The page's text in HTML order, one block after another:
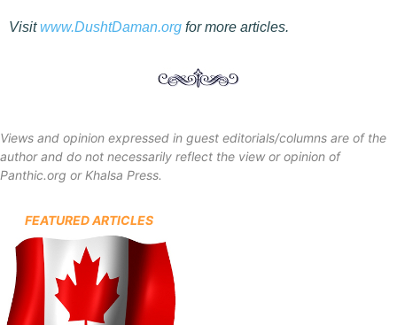
Visitwww.DushtDaman.org for more articles.
Views and opinion expressed in guest editorials/columns are of the
author and do not necessarily reflect the view or opinion of
Panthic.org or Khalsa Press.
FEATURED ARTICLES